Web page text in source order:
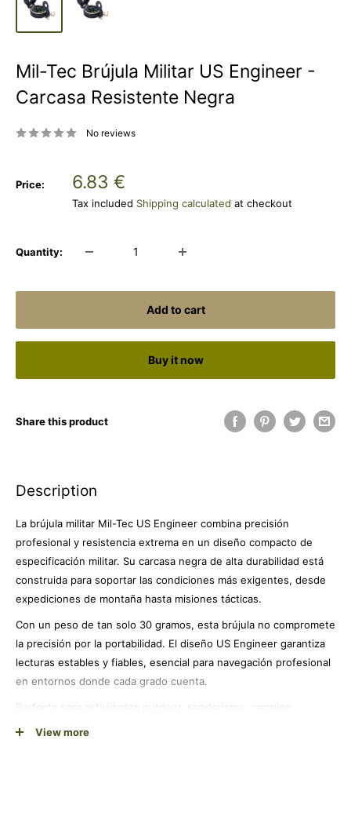
Mil-Tec Brújula Militar US Engineer -
Carcasa Resistente Negra
No reviews
Price:
Sale
price
6.83 €
Tax included Shipping calculated at checkout
Quantity:
Add to cart
Buy it now
Share this product
Description
La brújula militar Mil-Tec US Engineer combina precisión
profesional y resistencia extrema en un diseño compacto de
especificación militar. Su carcasa negra de alta durabilidad está
construida para soportar las condiciones más exigentes, desde
expediciones de montaña hasta misiones tácticas.
Con un peso de tan solo 30 gramos, esta brújula no compromete
la precisión por la portabilidad. El diseño US Engineer garantiza
lecturas estables y fiables, esencial para navegación profesional
en entornos donde cada grado cuenta.
Perfecta para actividades outdoor, senderismo, camping,
supervivencia y uso profesional. Su tamaño compacto permite
View more